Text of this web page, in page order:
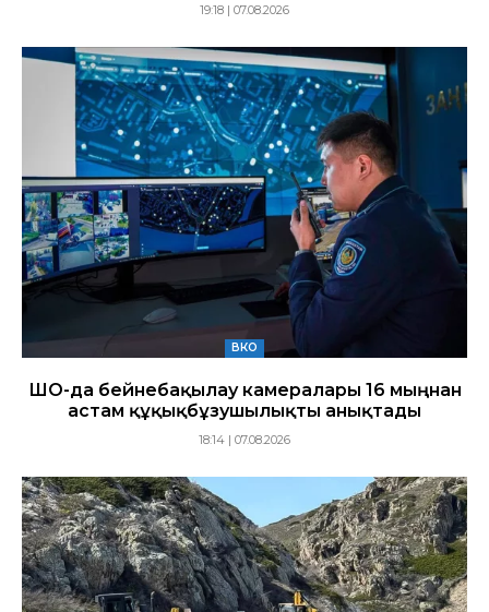
19:18 | 07.08.2026
ВКО
ШҚО-да бейнебақылау камералары 16 мыңнан
астам құқықбұзушылықты анықтады
18:14 | 07.08.2026